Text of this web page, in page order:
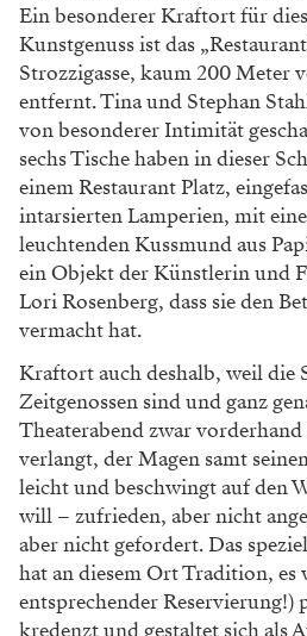
Besitzerin Christina Stahl mit
Dackel Gini.
Das Früher und das
Die Zeiten sind ein bisserl
wird generell früher zu Abend